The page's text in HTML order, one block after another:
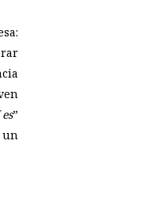
”
un